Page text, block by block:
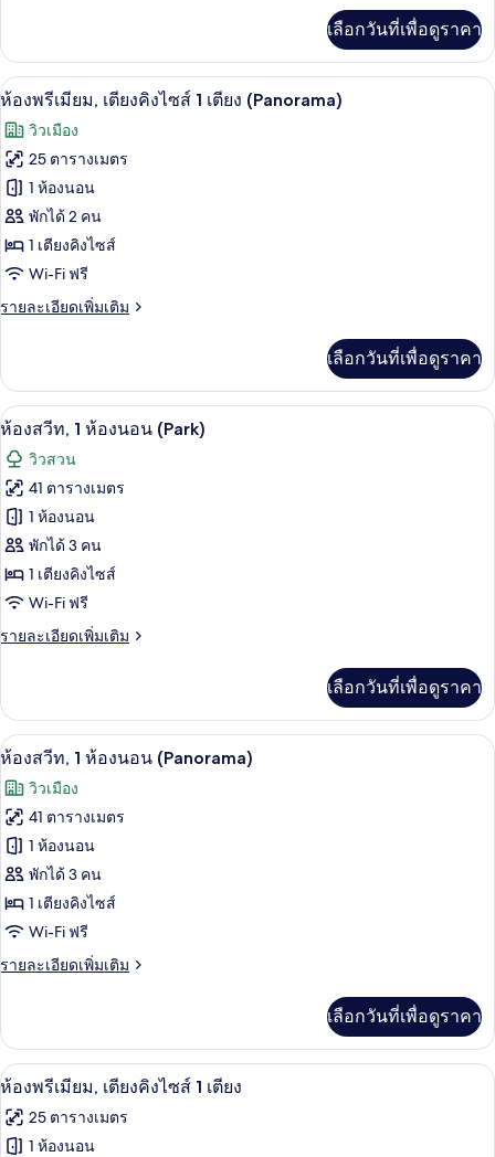
คิง
ไซส์
1
เตียง
(Park)
เกี่ยว
กับ
ห้อง
เนียร์
สวี
ท,
เตียง
คิง
ไซส์
เตียง
เลือกวันที่เพื่อดูราคา
เปิด
ภาพถ่าย
ทั้งหมด
ของ
ห้อง
พรีเมียม,
เตียง
คิง
1
เตียง
(Panorama)
เครื่องนอนระดับพรีเมียม, ตู้นิรภัยใน
10
ห้องพรีเมียม, เตียงคิงไซส์ 1 เตียง (Panorama)
วิวเมือง
25 ตารางเมตร
1 ห้องนอน
พักได้ 2 คน
1 เตียงคิงไซส์
Wi-Fi ฟรี
รายละเอียดเพิ่มเติม
ราย
เกี่ยว
กับ
ห้อง
เตียง
คิง
ไซส์
เตียง
(Panorama)
เลือกวันที่เพื่อดูราคา
เปิด
ภาพถ่าย
ทั้งหมด
ของ
ห้อง
สวีท,
1
ห้อง
ห้องสวีท, 1 ห้องนอน (Park) | บริเวณนั่
7
ห้องสวีท, 1 ห้องนอน (Park)
วิวสวน
41 ตารางเมตร
1 ห้องนอน
พักได้ 3 คน
1 เตียงคิงไซส์
Wi-Fi ฟรี
รายละเอียดเพิ่มเติม
ราย
เกี่ยว
กับ
ห้อง
ท,
ห้อง
นอน
(Park)
เลือกวันที่เพื่อดูราคา
เปิด
ภาพถ่าย
ทั้งหมด
ของ
ห้อง
สวีท,
1
ห้อง
ห้องสวีท, 1 ห้องนอน (Panorama) | เ
9
ห้องสวีท, 1 ห้องนอน (Panorama)
วิวเมือง
41 ตารางเมตร
1 ห้องนอน
พักได้ 3 คน
1 เตียงคิงไซส์
Wi-Fi ฟรี
รายละเอียดเพิ่มเติม
ราย
เกี่ยว
กับ
ห้อง
ท,
เลือกวันที่เพื่อดูราคา
เปิด
ภาพถ่าย
ทั้งหมด
เครื่องนอนระดับพรีเมียม, ตู้นิรภัยใน
8
ห้องพรีเมียม, เตียงคิงไซส์ 1 เตียง
25 ตารางเมตร
1 ห้องนอน